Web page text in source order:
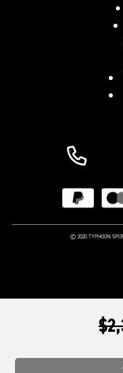
© 2020 TYPHOON